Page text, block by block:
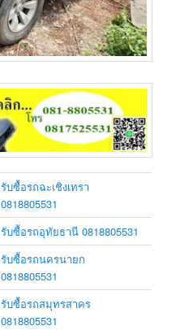
รับซื้อรถฉะเชิงเทรา
0818805531
รับซื้อรถอุทัยธานี 0818805531
รับซื้อรถนครนายก
0818805531
รับซื้อรถสมุทรสาคร
0818805531